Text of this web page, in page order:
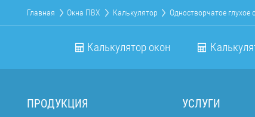
Главная Окна ПВХ Калькулятор Одностворчатое глухое
Калькулятор окон
ПРОДУКЦИЯ УСЛУГИ